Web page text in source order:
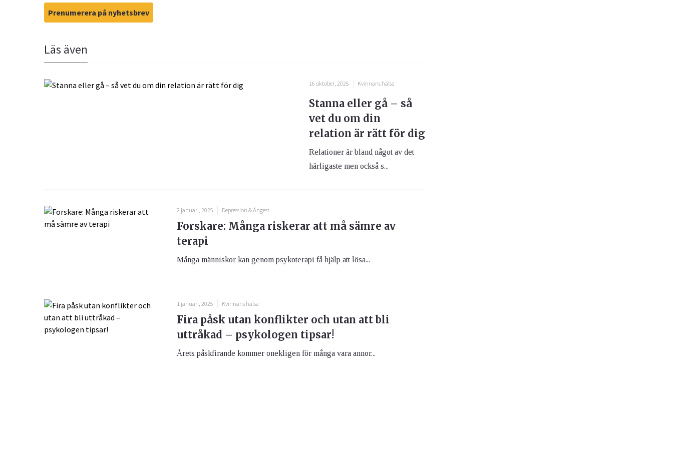
Prenumerera på nyhetsbrev
Läs även
16 oktober, 2025 Kvinnans hälsa
Stanna eller gå – så
vet du om din
relation är rätt för dig
Relationer är bland något av det
härligaste men också s...
2 januari, 2025 Depression & Ångest
Forskare: Många riskerar att må sämre av
terapi
Många människor kan genom psykoterapi få hjälp att lösa...
1 januari, 2025 Kvinnans hälsa
Fira påsk utan konflikter och utan att bli
uttråkad – psykologen tipsar!
Årets påskfirande kommer onekligen för många vara annor...